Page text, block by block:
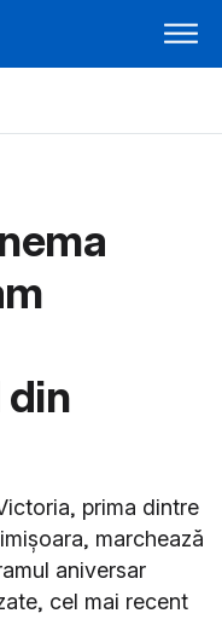
prima dintre
marchează
aniversar
cel mai recent